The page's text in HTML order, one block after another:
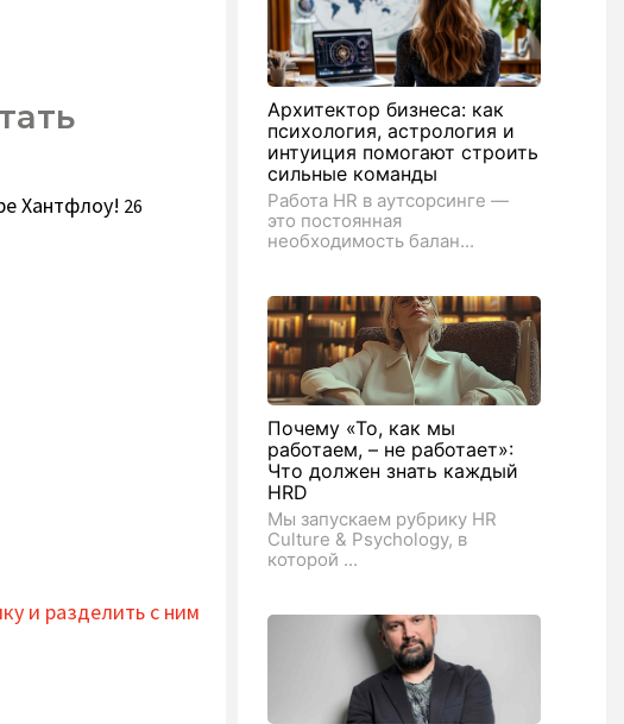
Хантфлоу! 26
и разделить с ним
Архитектор бизнеса: как
психология, астрология и
интуиция помогают строить
сильные команды
Работа HR в аутсорсинге —
это постоянная
необходимость балан...
Почему «То, как мы
работаем, – не работает»:
Что должен знать каждый
HRD
Мы запускаем рубрику HR
Culture & Psychology, в
которой ...